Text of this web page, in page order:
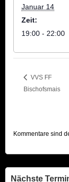
Januar 14
Zeit:
19:00 - 22:00
VVS FF
Bischofsmais
Kommentare sind
Nächste